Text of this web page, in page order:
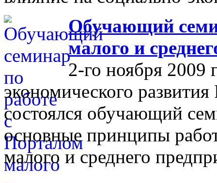
Обучающий
малого и
2-го ноября 2009
экономического
состоялся обучающий
основные принципы
малого и среднего